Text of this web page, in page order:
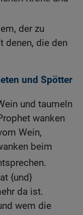
der zu
denen, die den
und Spötter
und taumeln
wanken
Wein,
beim
{und}
da ist.
wem die